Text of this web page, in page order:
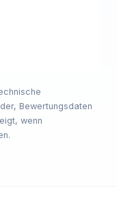
Bewertungsdaten
wenn